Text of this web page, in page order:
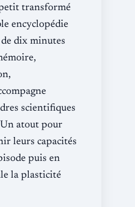
transformé
encyclopédie
dix minutes
scientifiques
atout pour
leurs capacités
puis en
la plasticité